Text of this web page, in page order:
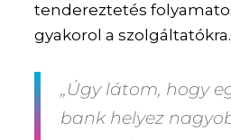
tendereztetés
gyakorol a szolgáltatókra.
„Úgy látom, hogy
bank helyez